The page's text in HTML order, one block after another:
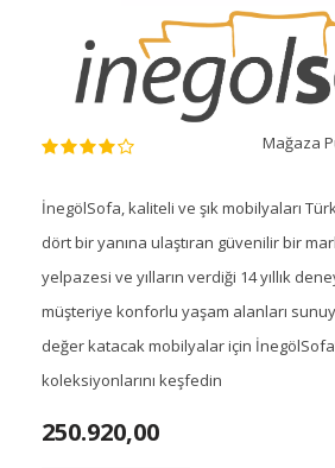
Mağaza
İnegölSofa, kaliteli ve şık mobilyaları
dört bir yanına ulaştıran güvenilir bir
yelpazesi ve yılların verdiği 14 yıllık
müşteriye konforlu yaşam alanları
değer katacak mobilyalar için
koleksiyonlarını keşfedin
250.920,00